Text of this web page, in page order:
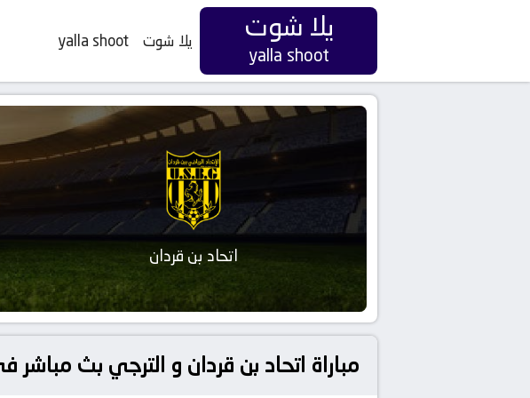
يلا شوت
yalla shoot
يلا شوت yalla shoot
اتحاد بن قردان
مباراة اتحاد بن قردان و الترجي بث مباشر